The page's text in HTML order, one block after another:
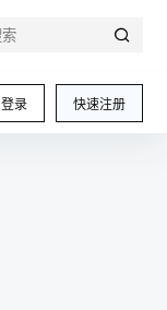
登录 快速注册